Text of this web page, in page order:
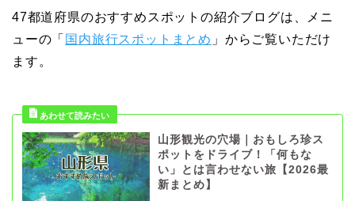
47都道府県のおすすめスポットの紹介ブログは、メニ
ューの「 国内旅行スポットまとめ 」からご覧いただけ
ます。
山形観光の穴場｜おもしろ珍ス
ポットをドライブ！「何もな
い」とは言わせない旅【2026最
新まとめ】